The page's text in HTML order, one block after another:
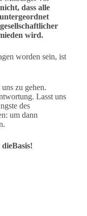
dass alle
wird.
worden sein, ist
zu gehen.
Lasst uns
des
um dann